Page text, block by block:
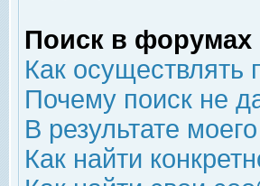
Поиск в форумах
Как осуществлять
Почему поиск не
В результате
Как найти